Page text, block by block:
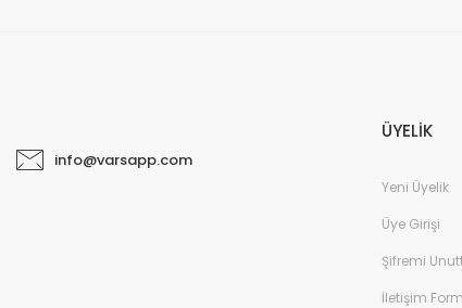
info@varsapp.com
ÜYELİK
Yeni Üyelik
Üye Girişi
Şifremi
İletişim